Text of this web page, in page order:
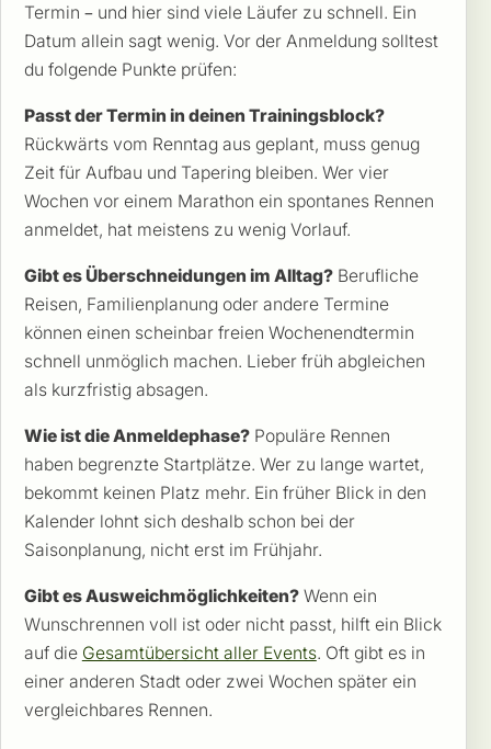
Termin – und hier sind viele Läufer zu schnell. Ein
Datum allein sagt wenig. Vor der Anmeldung solltest
du folgende Punkte prüfen:
Passt der Termin in deinen Trainingsblock?
Rückwärts vom Renntag aus geplant, muss genug
Zeit für Aufbau und Tapering bleiben. Wer vier
Wochen vor einem Marathon ein spontanes Rennen
anmeldet, hat meistens zu wenig Vorlauf.
Gibt es Überschneidungen im Alltag?Berufliche
Reisen, Familienplanung oder andere Termine
können einen scheinbar freien Wochenendtermin
schnell unmöglich machen. Lieber früh abgleichen
als kurzfristig absagen.
Wie ist die Anmeldephase?Populäre Rennen
haben begrenzte Startplätze. Wer zu lange wartet,
bekommt keinen Platz mehr. Ein früher Blick in den
Kalender lohnt sich deshalb schon bei der
Saisonplanung, nicht erst im Frühjahr.
Gibt es Ausweichmöglichkeiten?Wenn ein
Wunschrennen voll ist oder nicht passt, hilft ein Blick
auf die Gesamtübersicht aller Events. Oft gibt es in
einer anderen Stadt oder zwei Wochen später ein
vergleichbares Rennen.